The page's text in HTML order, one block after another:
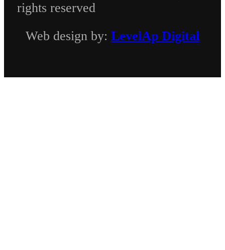
rights reserved
Web design by: LevelAp Digital